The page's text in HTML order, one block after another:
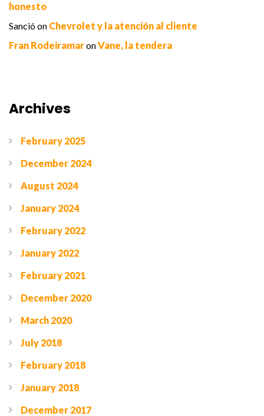
honesto
Sancióon Chevrolet y la atención al cliente
Fran RodeiramaronVane, la tendera
Archives
February 2025
December 2024
August 2024
January 2024
February 2022
January 2022
February 2021
December 2020
March 2020
July 2018
February 2018
January 2018
December 2017